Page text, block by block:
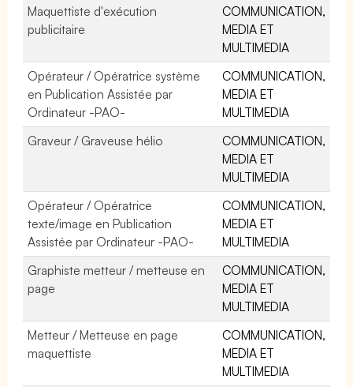
Maquettiste d'exécution
publicitaire
COMMUNICATION,
MEDIA ET
MULTIMEDIA
Opérateur / Opératrice système
en Publication Assistée par
Ordinateur -PAO-
COMMUNICATION,
MEDIA ET
MULTIMEDIA
Graveur / Graveuse hélio
COMMUNICATION,
MEDIA ET
MULTIMEDIA
Opérateur / Opératrice
texte/image en Publication
Assistée par Ordinateur -PAO-
COMMUNICATION,
MEDIA ET
MULTIMEDIA
Graphiste metteur / metteuse en
page
COMMUNICATION,
MEDIA ET
MULTIMEDIA
Metteur / Metteuse en page
maquettiste
COMMUNICATION,
MEDIA ET
MULTIMEDIA